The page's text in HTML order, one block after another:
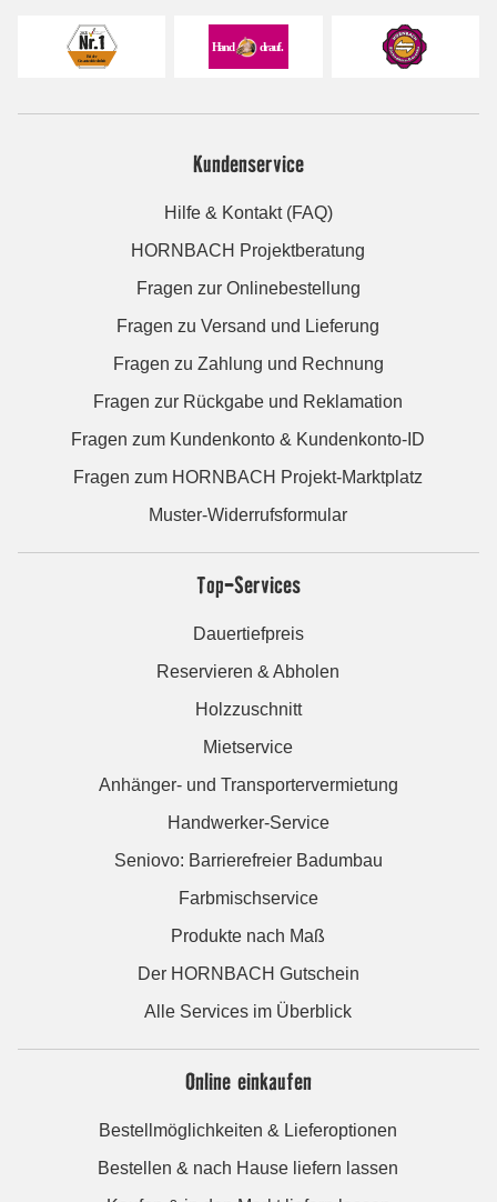
Kundenservice
Hilfe & Kontakt (FAQ)
HORNBACH Projektberatung
Fragen zur Onlinebestellung
Fragen zu Versand und Lieferung
Fragen zu Zahlung und Rechnung
Fragen zur Rückgabe und Reklamation
Fragen zum Kundenkonto & Kundenkonto-ID
Fragen zum HORNBACH Projekt-Marktplatz
Muster-Widerrufsformular
Top-Services
Dauertiefpreis
Reservieren & Abholen
Holzzuschnitt
Mietservice
Anhänger- und Transportervermietung
Handwerker-Service
Seniovo: Barrierefreier Badumbau
Farbmischservice
Produkte nach Maß
Der HORNBACH Gutschein
Alle Services im Überblick
Online einkaufen
Bestellmöglichkeiten & Lieferoptionen
Bestellen & nach Hause liefern lassen